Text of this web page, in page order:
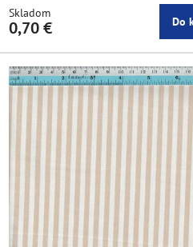
Skladom
0,70 € Do